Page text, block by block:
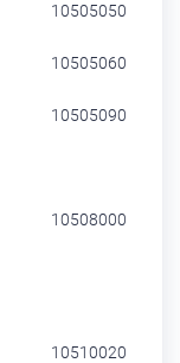
10505050
10505060
10505090
10508000
10510020